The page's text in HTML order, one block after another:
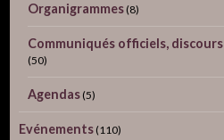
Organigrammes (8)
Communiqués officiels, discours
(50)
Agendas (5)
Evénements (110)